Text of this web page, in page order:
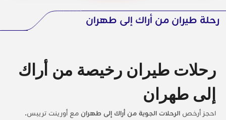
رحلة طيران من أراك إلى طهران
رحلات طيران رخيصة من أراك
إلى طهران
احجز أرخص الرحلات الجوية من أراك إلى طهرانمع أورينت تريبس.